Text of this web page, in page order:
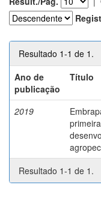
Resultado 1-1 de 1.
Ano de
publicação
Título
2019
Resultado 1-1 de 1.